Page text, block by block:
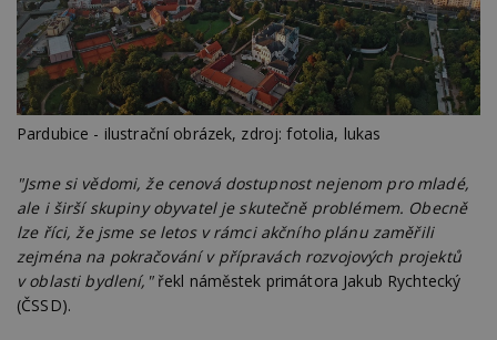
Pardubice - ilustrační obrázek, zdroj: fotolia, lukas
"Jsme si vědomi, že cenová dostupnost nejenom pro mladé,
ale i širší skupiny obyvatel je skutečně problémem. Obecně
lze říci, že jsme se letos v rámci akčního plánu zaměřili
zejména na pokračování v přípravách rozvojových projektů
v oblasti bydlení,"řekl náměstek primátora Jakub Rychtecký
(ČSSD).